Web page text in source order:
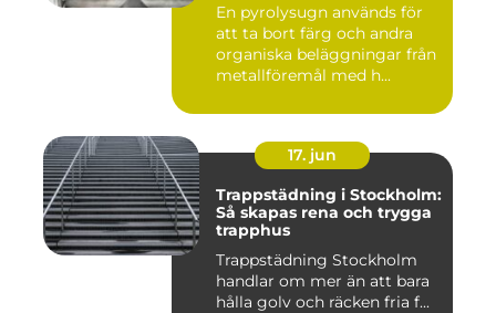
En pyrolysugn används för
att ta bort färg och andra
organiska beläggningar från
metallföremål med h...
17. jun
Trappstädning i Stockholm:
Så skapas rena och trygga
trapphus
Trappstädning Stockholm
handlar om mer än att bara
hålla golv och räcken fria f...